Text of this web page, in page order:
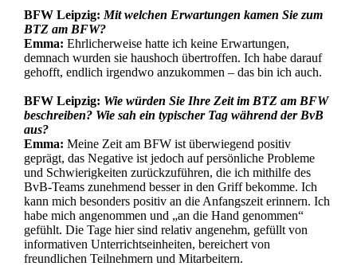
BFW Leipzig: Mit welchen Erwartungen kamen Sie zum
BTZ am BFW?
Emma: Ehrlicherweise hatte ich keine Erwartungen,
demnach wurden sie haushoch übertroffen. Ich habe darauf
gehofft, endlich irgendwo anzukommen – das bin ich auch.
BFW Leipzig: Wie würden Sie Ihre Zeit im BTZ am BFW
beschreiben? Wie sah ein typischer Tag während der BvB
aus?
Emma: Meine Zeit am BFW ist überwiegend positiv
geprägt, das Negative ist jedoch auf persönliche Probleme
und Schwierigkeiten zurückzuführen, die ich mithilfe des
BvB-Teams zunehmend besser in den Griff bekomme. Ich
kann mich besonders positiv an die Anfangszeit erinnern. Ich
habe mich angenommen und „an die Hand genommen“
gefühlt. Die Tage hier sind relativ angenehm, gefüllt von
informativen Unterrichtseinheiten, bereichert von
freundlichen Teilnehmern und Mitarbeitern.